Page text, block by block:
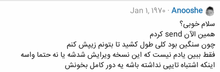
Anooshe
Jan 1, 1970
سلام خوبی؟
همین الآن send کردم
چون سنگین بود کلی طول کشید تا بتونم زیپش کنم
فقط ببین یادم نیست که این نسخه ویرایش شدشه یا نه حتما واسه
اینکه اشتباه تایپی نداشته باشه یه دور کامل بخونش